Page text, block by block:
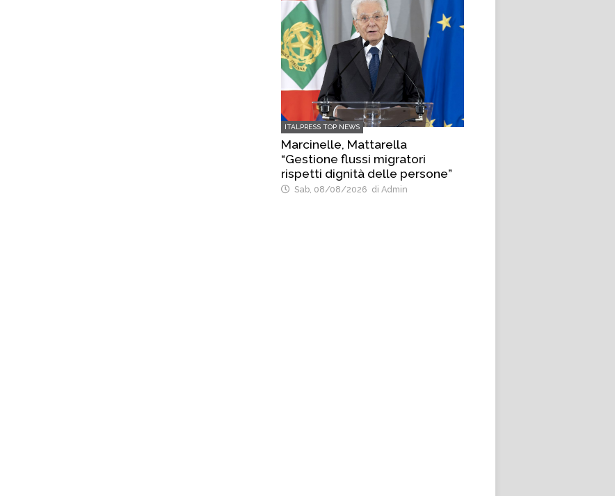
ITALPRESS TOP NEWS
Marcinelle, Mattarella
“Gestione flussi migratori
rispetti dignità delle persone”
Sab, 08/08/2026 di Admin